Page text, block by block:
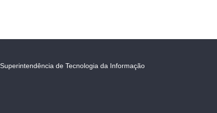
Superintendência de Tecnologia da Informação